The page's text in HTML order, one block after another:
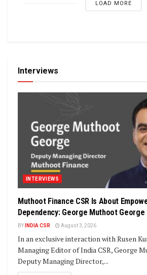
LOAD MORE
Interviews
INTERVIEWS
Muthoot Finance CSR Is About
Dependency: George Muthoot George
BY INDIA CSR August 3, 2026
In an exclusive interaction with Rusen
Managing Editor of India CSR, George
Deputy Managing Director,...